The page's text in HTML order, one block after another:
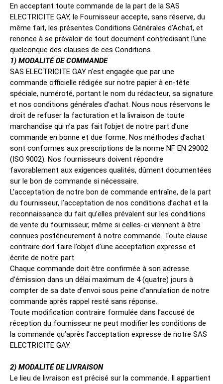
En acceptant toute commande de la part de la SAS
ELECTRICITE GAY, le Fournisseur accepte, sans réserve, du
même fait, les présentes Conditions Générales d’Achat, et
renonce à se prévaloir de tout document contredisant l’une
quelconque des clauses de ces Conditions.
1) MODALITÉ DE COMMANDE
SAS ELECTRICITE GAY n’est engagée que par une
commande officielle rédigée sur notre papier à en-tête
spéciale, numéroté, portant le nom du rédacteur, sa signature
et nos conditions générales d’achat. Nous nous réservons le
droit de refuser la facturation et la livraison de toute
marchandise qui n’a pas fait l’objet de notre part d’une
commande en bonne et due forme. Nos méthodes d’achat
sont conformes aux prescriptions de la norme NF EN 29002
(ISO 9002). Nos fournisseurs doivent répondre
favorablement aux exigences qualités, dûment documentées
sur le bon de commande si nécessaire.
L’acceptation de notre bon de commande entraîne, de la part
du fournisseur, l’acceptation de nos conditions d’achat et la
reconnaissance du fait qu’elles prévalent sur les conditions
de vente du fournisseur, même si celles-ci viennent à être
connues postérieurement à notre commande. Toute clause
contraire doit faire l’objet d’une acceptation expresse et
écrite de notre part.
Chaque commande doit être confirmée à son adresse
d’émission dans un délai maximum de 4 (quatre) jours à
compter de sa date d’envoi sous peine d‘annulation de notre
commande après rappel resté sans réponse.
Toute modification contraire formulée dans l’accusé de
réception du fournisseur ne peut modifier les conditions de
la commande qu’après l’acceptation expresse de notre SAS
ELECTRICITE GAY.
2) MODALITÉ DE LIVRAISON
Le lieu de livraison est précisé sur la commande. Il appartient